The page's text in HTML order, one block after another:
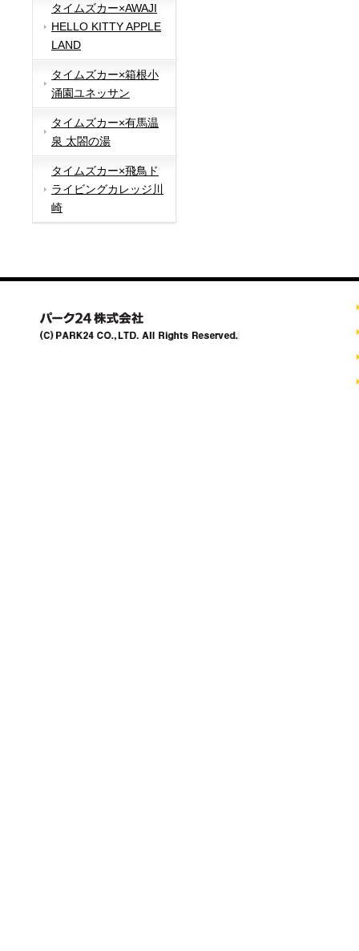
タイムズカー×AWAJI
HELLO KITTY APPLE
LAND
タイムズカー×箱根小
涌園ユネッサン
タイムズカー×有馬温
泉 太閤の湯
タイムズカー×飛鳥ド
ライビングカレッジ川
崎